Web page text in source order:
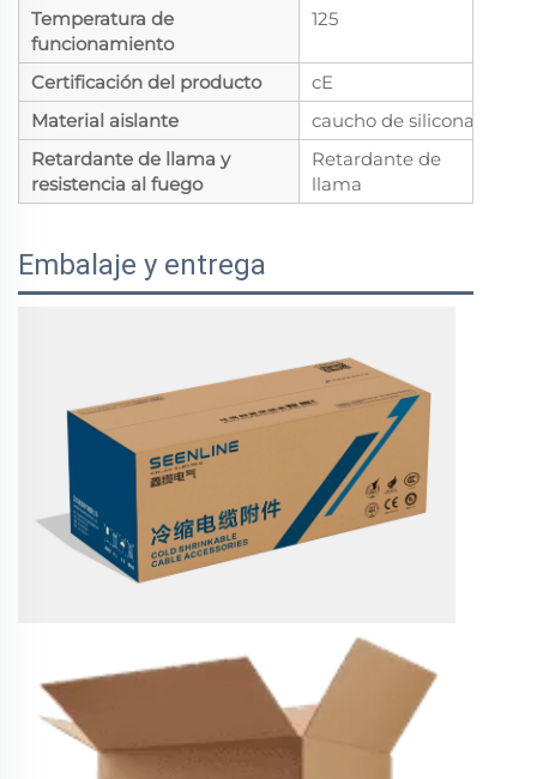
Temperatura de
funcionamiento
125
Certificación del producto
cE
Material aislante
caucho de silicona
Retardante de llama y
resistencia al fuego
Retardante de
llama
Embalaje y entrega